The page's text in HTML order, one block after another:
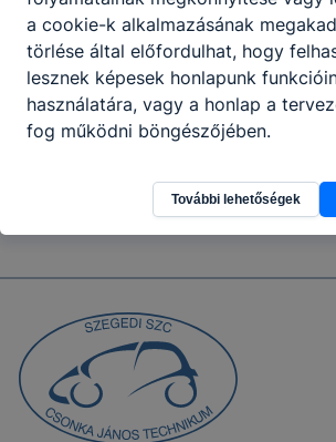
a cookie-k alkalmazásának
törlése által előfordulhat, hogy
lesznek képesek honlapunk
használatára, vagy a honlap a
fog működni böngészőjében.
További lehetőségek